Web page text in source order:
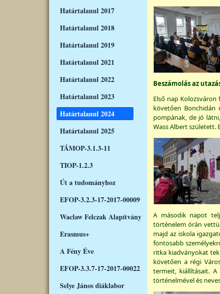
Határtalanul 2017
Határtalanul 2018
Határtalanul 2019
Határtalanul 2021
Határtalanul 2022
Határtalanul 2023
Határtalanul 2024
Határtalanul 2025
TÁMOP-3.1.3-11
TIOP-1.2.3
Út a tudományhoz
EFOP-3.2.3-17-2017-00009
Waclaw Felczak Alapítvány
Erasmus+
A Fény Éve
EFOP-3.3.7-17-2017-00022
Selye János diáklabor
Beszámolás az
Első nap
követően
pompának, de jó
Wass Albert született.
A második napot
történelem órán
majd az iskola
fontosabb
ritka kiadványokat
követően a régi
termeit, kiállításait.
történelmével és